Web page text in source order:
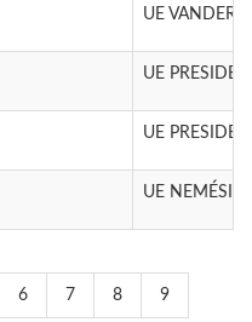
UE
UE
UE
UE NEMÉSIO
6 7 8 9